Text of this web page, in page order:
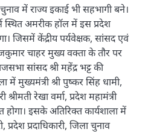
चुनाव में राज्य इकाई भी सहभागी बने।
स्थित अमरीक हॉल में इस प्रदेश
जिसमें केंद्रीय पर्यवेक्षक, सांसद एवं
चाहर मुख्य वक्ता के तौर पर
सांसद श्री महेंद्र भट्ट की
में मुख्यमंत्री श्री पुष्कर सिंह धामी,
श्रीमती रेखा वर्मा, प्रदेश महामंत्री
होगा। इसके अतिरिक्त कार्यशाला में
प्रदेश प्रदाधिकारी, जिला चुनाव